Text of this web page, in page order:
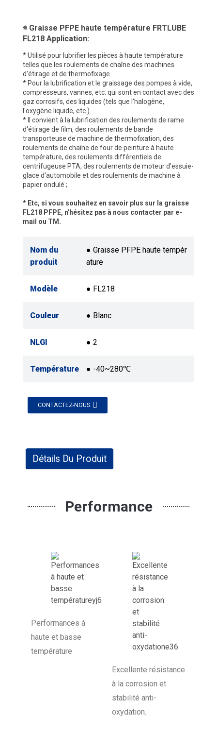
※ Graisse PFPE haute température FRTLUBE
FL218 Application:
* Utilisé pour lubrifier les pièces à haute température
telles que les roulements de chaîne des machines
d'étirage et de thermofixage.
* Pour la lubrification et le graissage des pompes à vide,
compresseurs, vannes, etc. qui sont en contact avec des
gaz corrosifs, des liquides (tels que l'halogène,
l'oxygène liquide, etc.).
* Il convient à la lubrification des roulements de rame
d'étirage de film, des roulements de bande
transporteuse de machine de thermofixation, des
roulements de chaîne de four de peinture à haute
température, des roulements différentiels de
centrifugeuse PTA, des roulements de moteur d'essuie-
glace d'automobile et des roulements de machine à
papier ondulé ;
* Etc, si vous souhaitez en savoir plus sur la graisse
FL218 PFPE, n'hésitez pas à nous contacter par e-
mail ou TM.
Nom du
produit
● Graisse PFPE haute tempér
ature
Modèle ● FL218
Couleur ● Blanc
NLGI ● 2
Température ● -40~280℃
CONTACTEZ-NOUS
Détails Du Produit
Performance
Performances à
haute et basse
température
Excellente résistance
à la corrosion et
stabilité anti-
oxydation.